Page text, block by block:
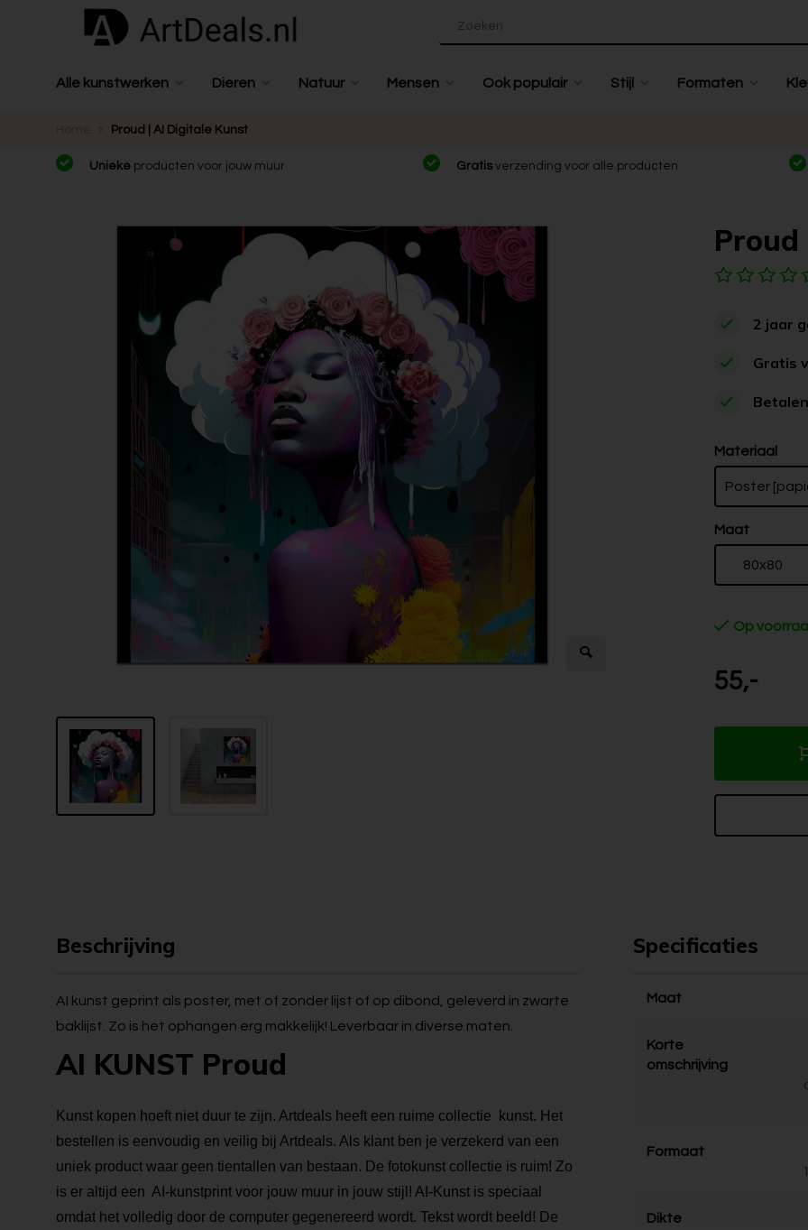
Alle kunstwerken Dieren Natuur Mensen Ook populair Stijl Formaten
Proud | AI Digitale Kunst
Unieke producten voor jouw muur Gratisverzending voor alle producten
2 jaar
Gratis
Materiaal
Poster
Maat
80x80
Op
55,-
Beschrijving
AI kunst geprint als poster, met of zonder lijst of op dibond, geleverd in zwarte
baklijst. Zo is het ophangen erg makkelijk! Leverbaar in diverse maten.
AI KUNST Proud
Kunst kopen hoeft niet duur te zijn. Artdeals heeft een ruime collectie kunst. Het
bestellen is eenvoudig en veilig bij Artdeals. Als klant ben je verzekerd van een
uniek product waar geen tientallen van bestaan. De fotokunst collectie is ruim! Zo
is er altijd een AI-kunstprint voor jouw muur in jouw stijl! AI-Kunst is speciaal
omdat het volledig door de computer gegenereerd wordt. Tekst wordt beeld! De
Specificaties
Maat
Korte
omschrijving
Formaat
Dikte